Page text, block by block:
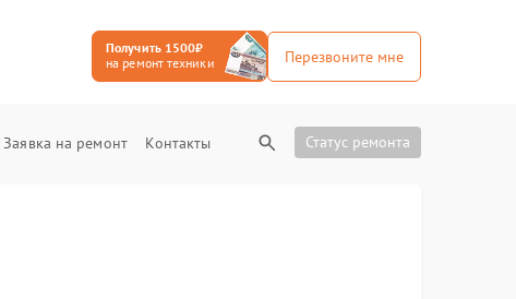
Получить 1500₽
на ремонт техники
Перезвоните мне
Заявка на ремонт Контакты Статус ремонта